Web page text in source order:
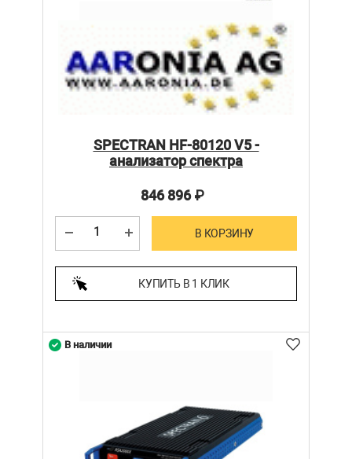
SPECTRAN HF-80120 V5 -
анализатор спектра
846 896₽
В КОРЗИНУ
КУПИТЬ В 1 КЛИК
В наличии